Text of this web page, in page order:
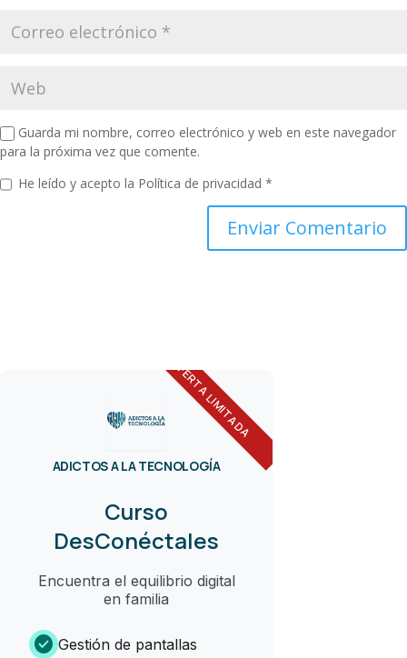
Guarda mi nombre, correo electrónico y web en este navegador
para la próxima vez que comente.
He leído y acepto la Política de privacidad *
OFERTA LIMITADA
ADICTOS A LA TECNOLOGÍA
Curso
DesConéctales
Encuentra el equilibrio digital
en familia
check_circle Gestión de pantallas